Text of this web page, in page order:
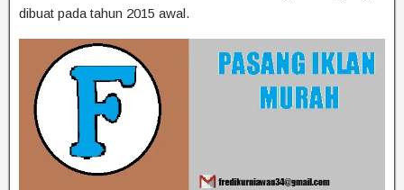
dibuat pada tahun 2015 awal.